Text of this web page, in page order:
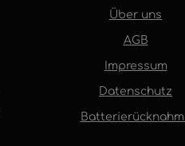
Über uns
AGB
Impressum
Datenschutz